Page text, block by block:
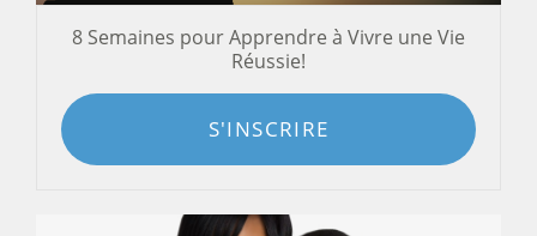
8 Semaines pour Apprendre à Vivre une Vie
Réussie!
S'INSCRIRE